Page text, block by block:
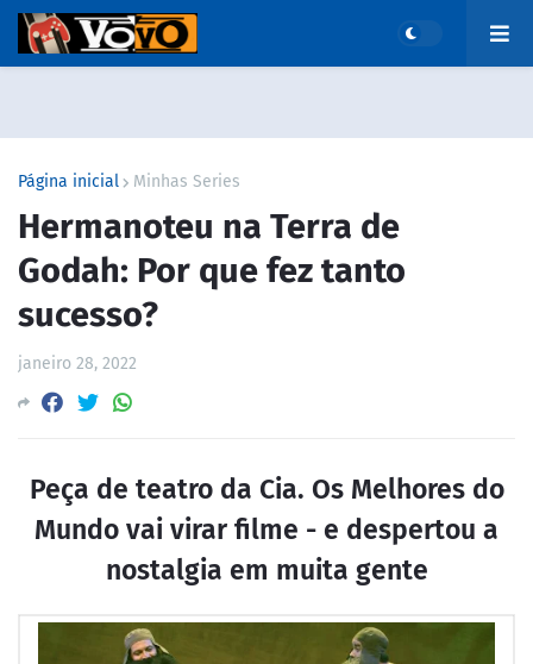
Página inicial Minhas Series
Hermanoteu na Terra de
Godah: Por que fez tanto
sucesso?
janeiro 28, 2022
Peça de teatro da Cia. Os Melhores do
Mundo vai virar filme - e despertou a
nostalgia em muita gente